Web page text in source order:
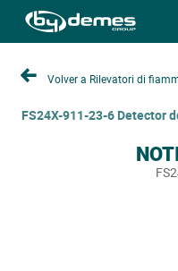
Volver a Rilevatori di
FS24X-911-23-6 Detector